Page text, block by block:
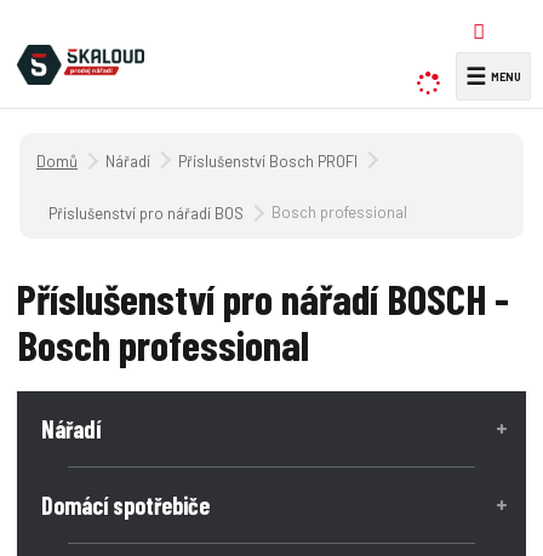
y
l
t
☰
Úvodní strana
Nářadí Příslušenství Bosch PROFI
Příslušenství pro nářadí BOSCH Bosch professional
Příslušenství pro nářadí BOSCH -
Bosch professional
Nářadí
Domácí spotřebiče